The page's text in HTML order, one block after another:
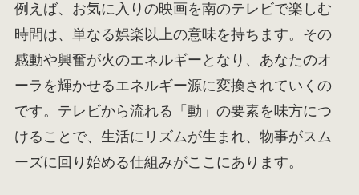
例えば、お気に入りの映画を南のテレビで楽しむ
時間は、単なる娯楽以上の意味を持ちます。その
感動や興奮が火のエネルギーとなり、あなたのオ
ーラを輝かせるエネルギー源に変換されていくの
です。テレビから流れる「動」の要素を味方につ
けることで、生活にリズムが生まれ、物事がスム
ーズに回り始める仕組みがここにあります。